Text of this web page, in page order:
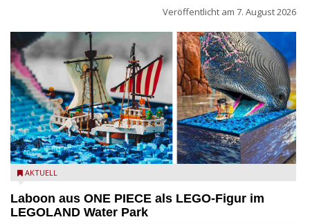
Veröffentlicht am 7. August 2026
Laboon aus ONE PIECE als LEGO-Figur im LEGOLAND Water
AKTUELL
Laboon aus ONE PIECE als LEGO-Figur im
LEGOLAND Water Park